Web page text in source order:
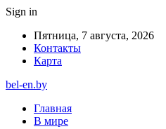
Sign in
Пятница, 7 августа, 2026
Контакты
Карта
bel-en.by
Главная
В мире